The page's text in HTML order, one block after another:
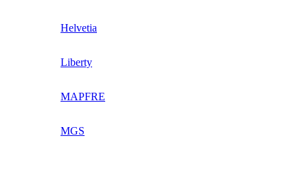
Helvetia
Liberty
MAPFRE
MGS